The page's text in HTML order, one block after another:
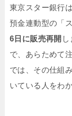
東京スター銀行
預金連動型の「
6日に販売再開
で、あらためて
では、その仕組
いている人をわ